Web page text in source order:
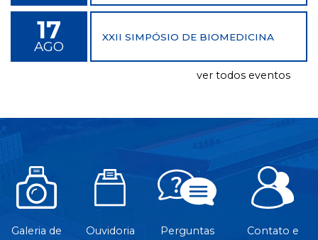
17
AGO
XXII SIMPÓSIO DE BIOMEDICINA
ver todos eventos
Galeria de
Ouvidoria
Perguntas
Contato e